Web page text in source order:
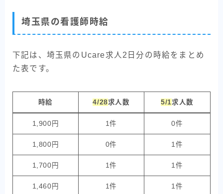
埼玉県の看護師時給
下記は、埼玉県のUcare求人2日分の時給をまとめ
た表です。
時給 4/28求人数 5/1求人数
1,900円 1件 0件
1,800円 0件 1件
1,700円 1件 1件
1,460円 1件 1件